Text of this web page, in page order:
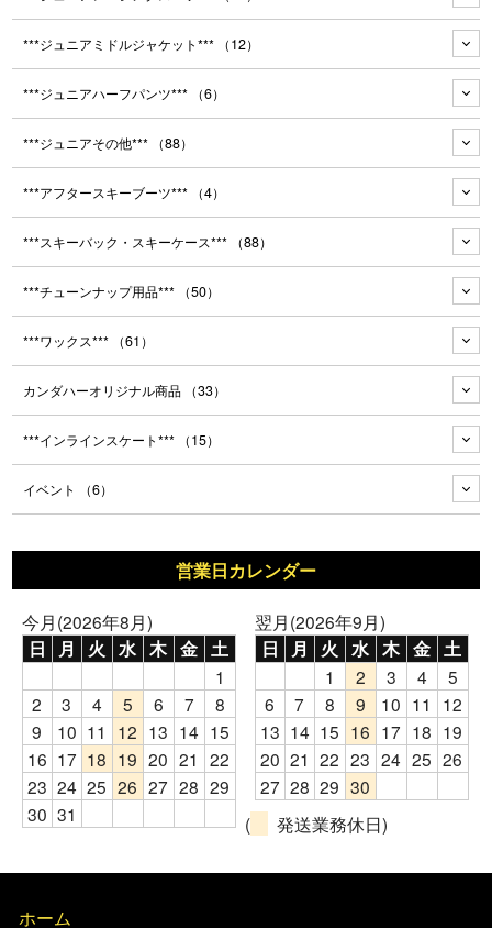
***ジュニアミドルジャケット*** （12）
***ジュニアハーフパンツ*** （6）
***ジュニアその他*** （88）
***アフタースキーブーツ*** （4）
***スキーバック・スキーケース*** （88）
***チューンナップ用品*** （50）
***ワックス*** （61）
カンダハーオリジナル商品 （33）
***インラインスケート*** （15）
イベント （6）
営業日カレンダー
今月(2026年8月)
日 月 火 水 木 金 土
1
2
3 4 5 6 7
8
9
10 11 12 13 14 15
16 17 18 19 20 21 22
23 24 25 26 27 28 29
30 31
翌月(2026年9月)
日 月 火 水 木 金 土
1 2 3 4
5
6
7 8 9 10 11
12
13 14 15 16 17 18 19
20 21 22 23 24 25 26
27 28 29 30
(
発送業務休日)
ホーム